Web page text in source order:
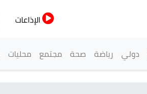
الإذاعات
دولي رياضة صحة مجتمع محليات